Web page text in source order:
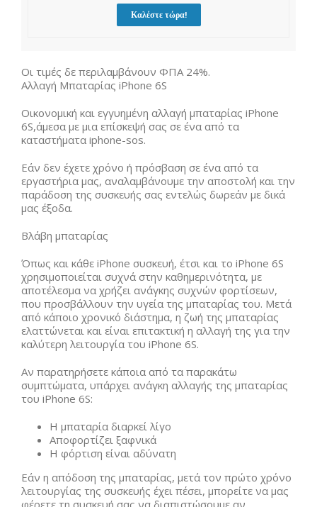
Καλέστε τώρα!
Οι τιμές δε περιλαμβάνουν ΦΠΑ 24%.
Αλλαγή Μπαταρίας iPhone 6S
Οικονομική και εγγυημένη αλλαγή μπαταρίας iPhone
6S,άμεσα με μια επίσκεψή σας σε ένα από τα
καταστήματα iphone-sos.
Εάν δεν έχετε χρόνο ή πρόσβαση σε ένα από τα
εργαστήρια μας, αναλαμβάνουμε την αποστολή και την
παράδοση της συσκευής σας εντελώς δωρεάν με δικά
μας έξοδα.
Βλάβη μπαταρίας
Όπως και κάθε iPhone συσκευή, έτσι και το iPhone 6S
χρησιμοποιείται συχνά στην καθημερινότητα, με
αποτέλεσμα να χρήζει ανάγκης συχνών φορτίσεων,
που προσβάλλουν την υγεία της μπαταρίας του. Μετά
από κάποιο χρονικό διάστημα, η ζωή της μπαταρίας
ελαττώνεται και είναι επιτακτική η αλλαγή της για την
καλύτερη λειτουργία του iPhone 6S.
Αν παρατηρήσετε κάποια από τα παρακάτω
συμπτώματα, υπάρχει ανάγκη αλλαγής της μπαταρίας
του iPhone 6S:
Η μπαταρία διαρκεί λίγο
Αποφορτίζει ξαφνικά
Η φόρτιση είναι αδύνατη
Εάν η απόδοση της μπαταρίας, μετά τον πρώτο χρόνο
λειτουργίας της συσκευής έχει πέσει, μπορείτε να μας
φέρετε τη συσκευή σας να διαπιστώσουμε αν